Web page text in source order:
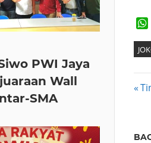
PWI Jaya
Wall
SMA